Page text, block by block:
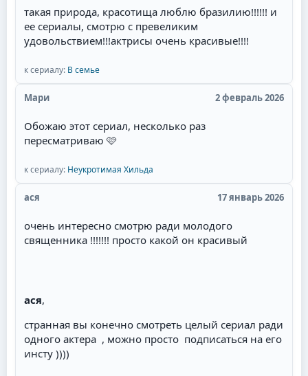
такая природа, красотища люблю бразилию!!!!!! и
ее сериалы, смотрю с превеликим
удовольствием!!!актрисы очень красивые!!!!
к сериалу: В семье
Мари 2 февраль 2026
Обожаю этот сериал, несколько раз
пересматриваю 🩷
к сериалу: Неукротимая Хильда
ася 17 январь 2026
очень интересно смотрю ради молодого
священника !!!!!!! просто какой он красивый
ася,
странная вы конечно смотреть целый сериал ради
одного актера , можно просто подписаться на его
инсту ))))